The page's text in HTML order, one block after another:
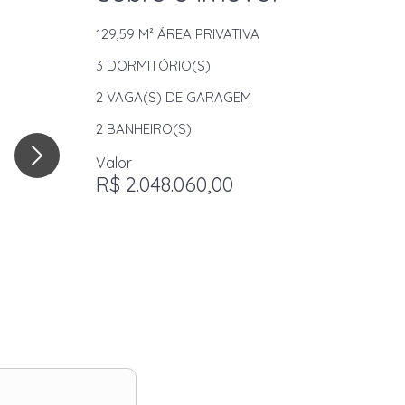
129,59 M² ÁREA PRIVATIVA
3 DORMITÓRIO(S)
2 VAGA(S) DE GARAGEM
2 BANHEIRO(S)
Valor
R$ 2.048.060,00